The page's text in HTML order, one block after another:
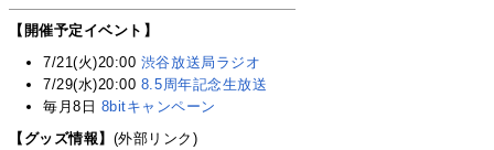
【開催予定イベント】
7/21(火)20:00 渋谷放送局ラジオ
7/29(水)20:00 8.5周年記念生放送
毎月8日 8bitキャンペーン
【グッズ情報】 (外部リンク)